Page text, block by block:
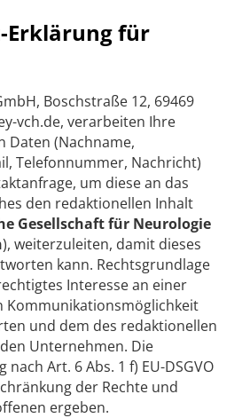
Erklärung für
Boschstraße 12, 69469
vch.de, verarbeiten Ihre
Daten (Nachname,
Telefonnummer, Nachricht)
um diese an das
den redaktionellen Inhalt
Gesellschaft für Neurologie
), weiterzuleiten, damit dieses
kann. Rechtsgrundlage
Interesse an einer
Kommunikationsmöglichkeit
und dem des redaktionellen
Unternehmen. Die
Art. 6 Abs. 1 f) EU-DSGVO
der Rechte und
ergeben.